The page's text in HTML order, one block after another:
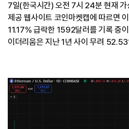
7일(한국시간) 오전 7시 24분 현재
제공 웹사이트 코인마켓캡에 따르면
11.17% 급락한 1592달러를 기록 중
이더리움은 지난 1년 사이 무려